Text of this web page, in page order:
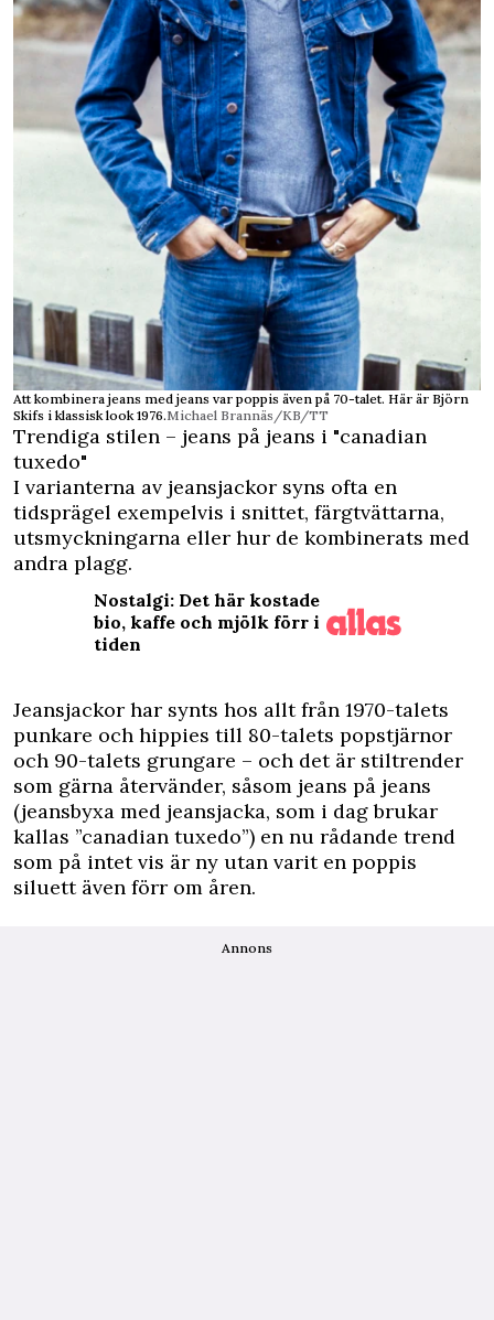
Att kombinera jeans med jeans var poppis även på 70-talet. Här är Björn
Skifs i klassisk look 1976.Michael Brannäs/KB/TT
Trendiga stilen – jeans på jeans i "canadian
tuxedo"
I varianterna av jeansjackor syns ofta en
tidsprägel exempelvis i snittet, färgtvättarna,
utsmyckningarna eller hur de kombinerats med
andra plagg.
Nostalgi: Det här kostade
bio, kaffe och mjölk förr i
tiden
Jeansjackor har synts hos allt från 1970-talets
punkare och hippies till 80-talets popstjärnor
och 90-talets grungare – och det är stiltrender
som gärna återvänder, såsom jeans på jeans
(jeansbyxa med jeansjacka, som i dag brukar
kallas ”canadian tuxedo”) en nu rådande trend
som på intet vis är ny utan varit en poppis
siluett även förr om åren.
Annons